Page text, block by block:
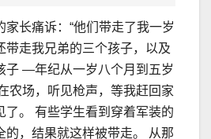
长痛诉：“他们带走了我一岁
带走我兄弟的三个孩子，以及
子 —年纪从一岁八个月到五岁
农场，听见枪声，等我赶回家
了。 有些学生看到穿着军装的
的，结果就这样被带走。 从那